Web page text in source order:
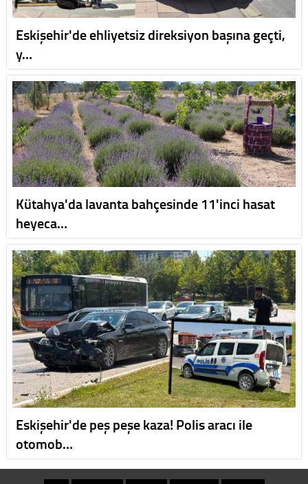
Eskişehir'de ehliyetsiz direksiyon başına geçti,
y…
Kütahya'da lavanta bahçesinde 11'inci hasat
heyeca…
Eskişehir'de peş peşe kaza! Polis aracı ile
otomob…